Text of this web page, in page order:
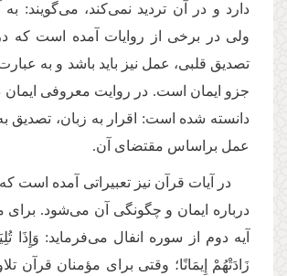
دارد و در آن تردید نمی‌کند، می‌گویند: به
ولی در برخی از روایات آمده است که در
تصدیق قلبی، عمل نیز باید باشد و به
جزو ایمان است. در روایت معروفی
دانسته شده است: اقرار به زبان، تصدیق
عمل براساس مقتضای آن.
در آیات قرآن نیز تعبیراتی آمده است
درباره ایمان و چگونگی آن می‌شود. برای
آیه دوم از سوره انفال می‌فرماید: وَإِذَا
زَادَتْهُمْ إِیمَانًا؛ وقتی برای مؤمنان قرآن